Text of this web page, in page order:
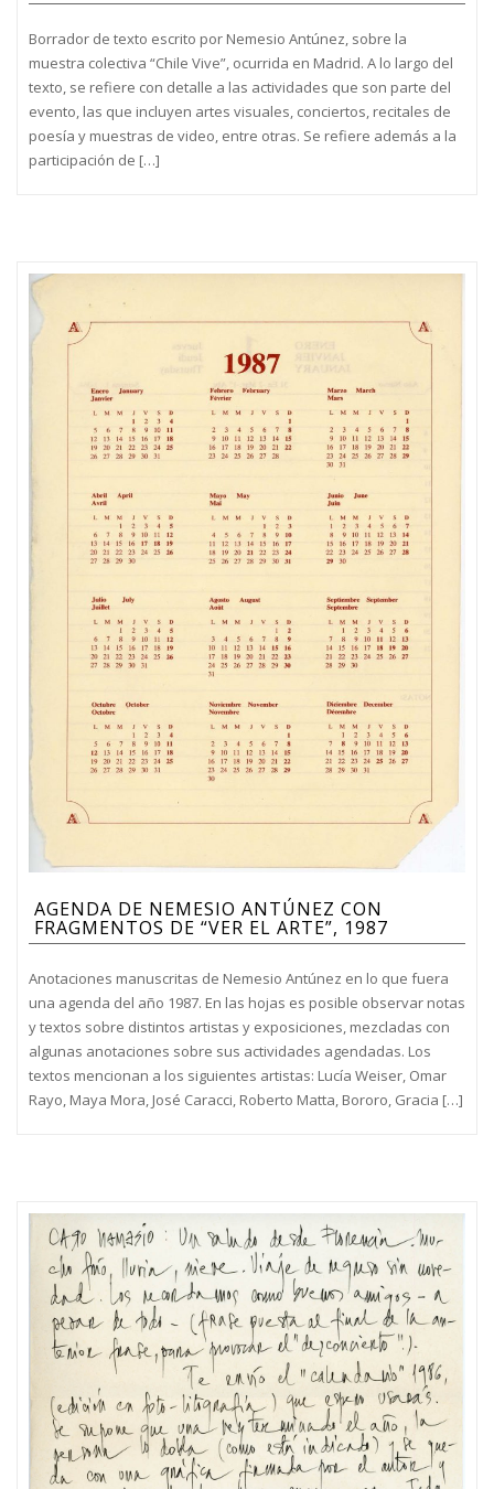
Borrador de texto escrito por Nemesio Antúnez, sobre la
muestra colectiva “Chile Vive”, ocurrida en Madrid. A lo largo del
texto, se refiere con detalle a las actividades que son parte del
evento, las que incluyen artes visuales, conciertos, recitales de
poesía y muestras de video, entre otras. Se refiere además a la
participación de […]
AGENDA DE NEMESIO ANTÚNEZ CON
FRAGMENTOS DE “VER EL ARTE”, 1987
Anotaciones manuscritas de Nemesio Antúnez en lo que fuera
una agenda del año 1987. En las hojas es posible observar notas
y textos sobre distintos artistas y exposiciones, mezcladas con
algunas anotaciones sobre sus actividades agendadas. Los
textos mencionan a los siguientes artistas: Lucía Weiser, Omar
Rayo, Maya Mora, José Caracci, Roberto Matta, Bororo, Gracia […]